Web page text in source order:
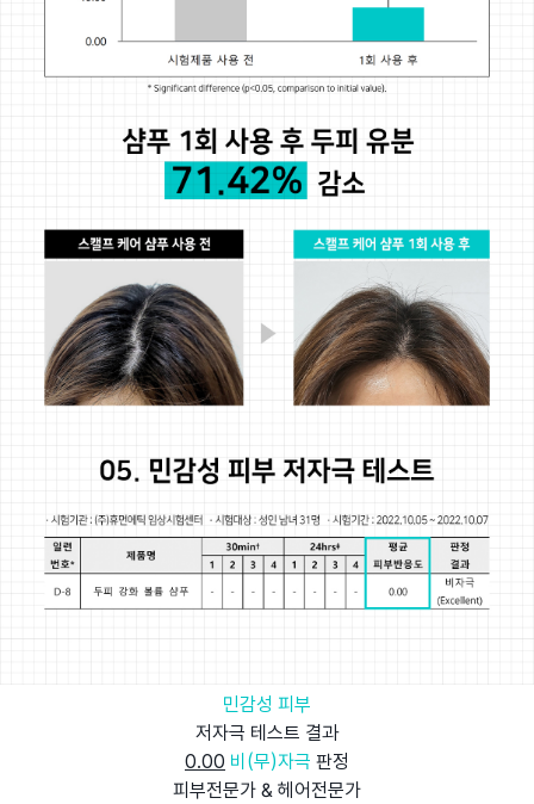
민감성 피부
저자극 테스트 결과
0.00 비(무)자극 판정
피부전문가 & 헤어전문가